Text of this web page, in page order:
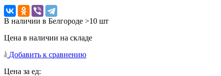
В наличии в Белгороде >10 шт
Цена в наличии на складе
Добавить к сравнению
Цена за ед: